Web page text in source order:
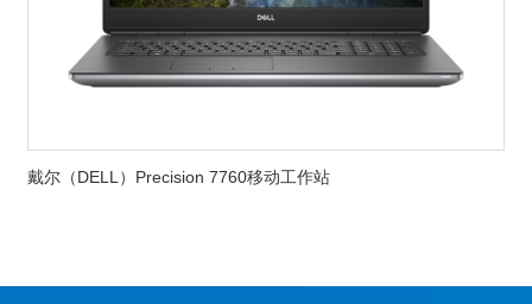
戴尔（DELL）Precision 7760移动工作站